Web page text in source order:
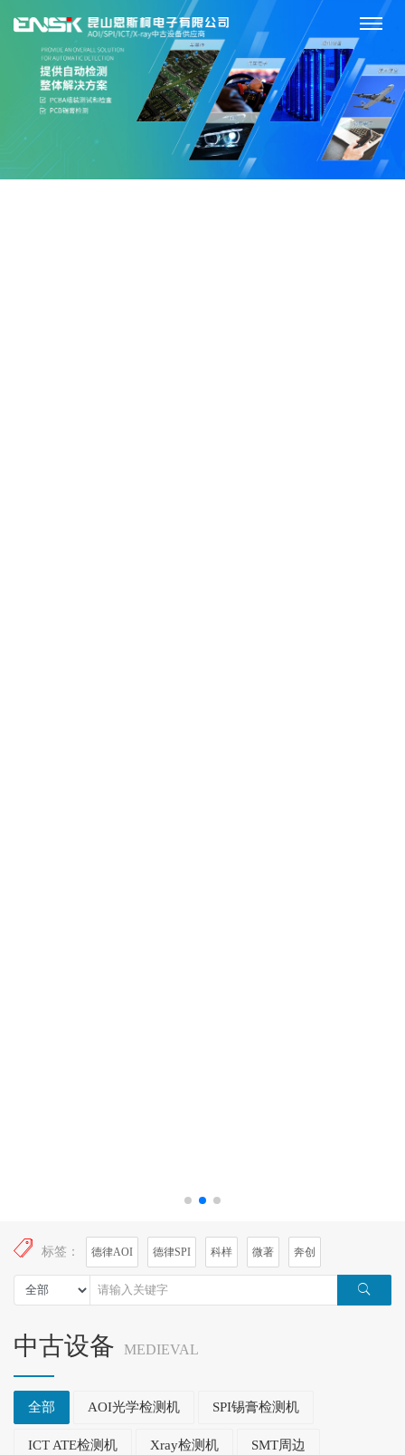
标签： 德律AOI 德律SPI 科样 微著 奔创
中古设备 MEDIEVAL
全部 AOI光学检测机 SPI锡膏检测机
ICT ATE检测机 Xray检测机 SMT周边